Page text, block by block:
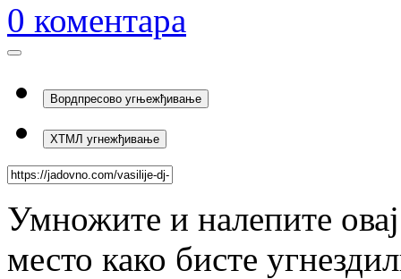
0 коментара
Вордпресово угњежђивање
ХТМЛ угнежђивање
Умножите и налепите
место како бисте